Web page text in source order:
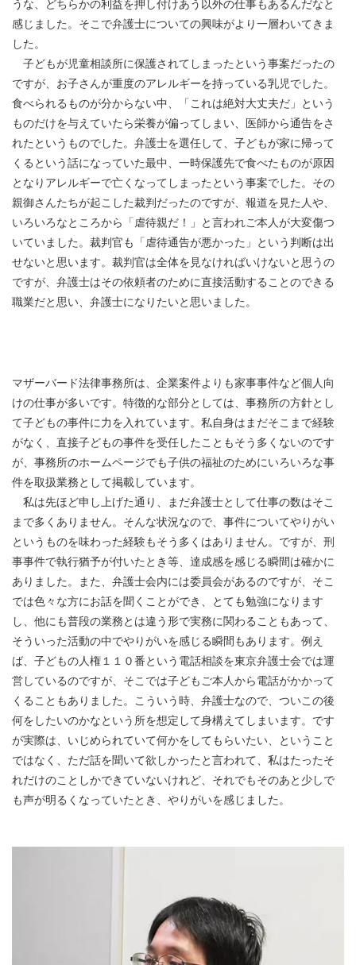
うな、どちらかの利益を押し付けあう以外の仕事もあるんだなと
感じました。そこで弁護士についての興味がより一層わいてきま
した。
子どもが児童相談所に保護されてしまったという事案だったの
ですが、お子さんが重度のアレルギーを持っている乳児でした。
食べられるものが分からない中、「これは絶対大丈夫だ」という
ものだけを与えていたら栄養が偏ってしまい、医師から通告をさ
れたというものでした。弁護士を選任して、子どもが家に帰って
くるという話になっていた最中、一時保護先で食べたものが原因
となりアレルギーで亡くなってしまったという事案でした。その
親御さんたちが起こした裁判だったのですが、報道を見た人や、
いろいろなところから「虐待親だ！」と言われご本人が大変傷つ
いていました。裁判官も「虐待通告が悪かった」という判断は出
せないと思います。裁判官は全体を見なければいけないと思うの
ですが、弁護士はその依頼者のために直接活動することのできる
職業だと思い、弁護士になりたいと思いました。
マザーバード法律事務所は、企業案件よりも家事事件など個人向
けの仕事が多いです。特徴的な部分としては、事務所の方針とし
て子どもの事件に力を入れています。私自身はまだそこまで経験
がなく、直接子どもの事件を受任したこともそう多くないのです
が、事務所のホームページでも子供の福祉のためにいろいろな事
件を取扱業務として掲載しています。
私は先ほど申し上げた通り、まだ弁護士として仕事の数はそこ
まで多くありません。そんな状況なので、事件についてやりがい
というものを味わった経験もそう多くはありません。ですが、刑
事事件で執行猶予が付いたとき等、達成感を感じる瞬間は確かに
ありました。また、弁護士会内には委員会があるのですが、そこ
では色々な方にお話を聞くことができ、とても勉強になります
し、他にも普段の業務とは違う形で実務に関わることもあって、
そういった活動の中でやりがいを感じる瞬間もあります。例え
ば、子どもの人権１１０番という電話相談を東京弁護士会では運
営しているのですが、そこでは子どもご本人から電話がかかって
くることもありました。こういう時、弁護士なので、ついこの後
何をしたいのかなという所を想定して身構えてしまいます。です
が実際は、いじめられていて何かをしてもらいたい、ということ
ではなく、ただ話を聞いて欲しかったと言われて、私はたったそ
れだけのことしかできていないけれど、それでもそのあと少しで
も声が明るくなっていたとき、やりがいを感じました。